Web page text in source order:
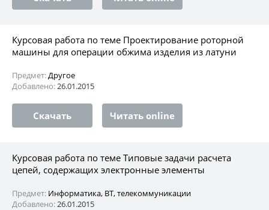
Курсовая работа по теме Проектирование роторной
машины для операции обжима изделия из латуни
Предмет:Другое
Добавлено:26.01.2015
Скачать Читать online
Курсовая работа по теме Типовые задачи расчета
цепей, содержащих электронные элементы
Предмет: Информатика, ВТ, телекоммуникации
Добавлено:26.01.2015